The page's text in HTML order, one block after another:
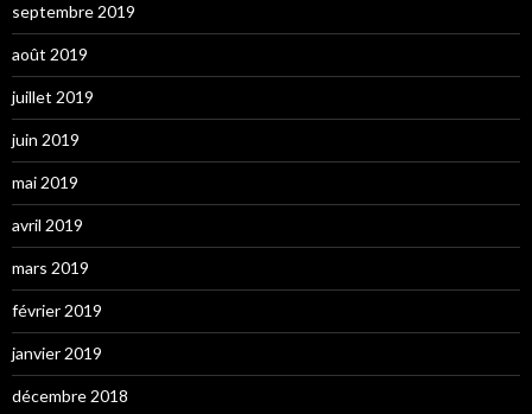
septembre 2019
août 2019
juillet 2019
juin 2019
mai 2019
avril 2019
mars 2019
février 2019
janvier 2019
décembre 2018